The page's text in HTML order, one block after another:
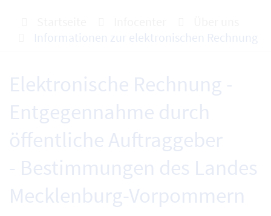
Informationen zur elektronischen Rechnung
Elektronische Rechnung -
Entgegennahme durch
öffentliche Auftraggeber
- Bestimmungen des Landes
Mecklenburg-Vorpommern